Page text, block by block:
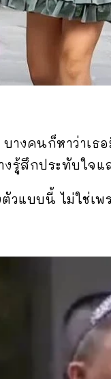
งคนก็หาว่าเธ
สึกประทับใจแ
วแบบนี้ ไม่ใช่เ